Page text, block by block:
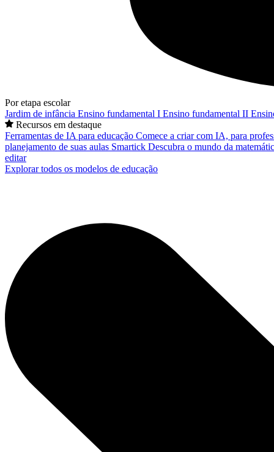
Por etapa escolar
Jardim de infância Ensino fundamental I Ensino fundamental II
Recursos em destaque
Ferramentas de IA para educação Comece a criar com IA, para
planejamento de suas aulas Smartick Descubra o mundo da
editar
Explorar todos os modelos de educação